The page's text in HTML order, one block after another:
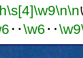
\s[4]\w9\n\n
‥\w6‥\w9